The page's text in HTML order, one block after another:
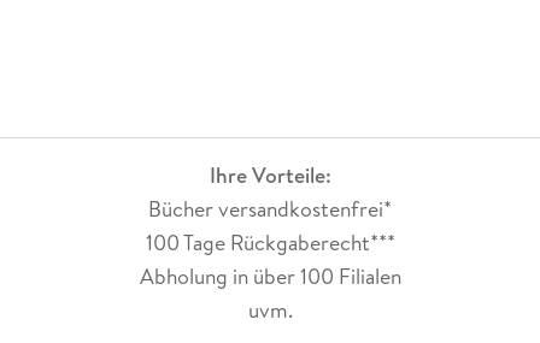
Ihre Vorteile:
Bücher versandkostenfrei*
100 Tage Rückgaberecht***
Abholung in über 100 Filialen
uvm.